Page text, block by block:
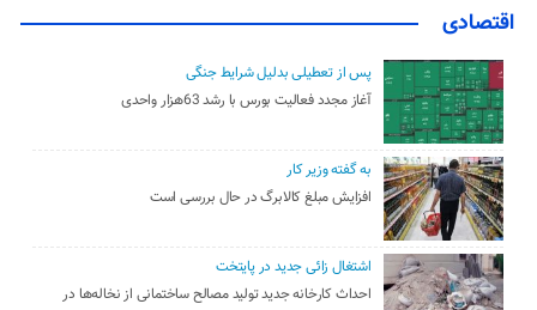
اقتصادی
پس از تعطیلی بدلیل شرایط جنگی
آغاز مجدد فعالیت بورس با رشد 63هزار واحدی
به گفته وزیر کار
افزایش مبلغ کالابرگ در حال بررسی است
اشتغال زائی جدید در پایتخت
احداث کارخانه جدید تولید مصالح ساختمانی از نخاله‌ها در